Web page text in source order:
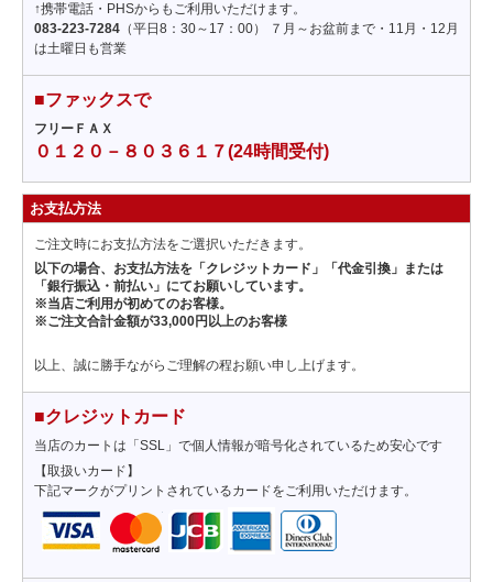
↑携帯電話・PHSからもご利用いただけます。
083-223-7284 （平日8：30～17：00） ７月～お盆前まで・11月・12月
は土曜日も営業
■ファックスで
フリーＦＡＸ
０１２０－８０３６１７(24時間受付)
お支払方法
ご注文時にお支払方法をご選択いただきます。
以下の場合、お支払方法を「クレジットカード」「代金引換」または
「銀行振込・前払い」にてお願いしています。
※当店ご利用が初めてのお客様。
※ご注文合計金額が33,000円以上のお客様
以上、誠に勝手ながらご理解の程お願い申し上げます。
■クレジットカード
当店のカートは「SSL」で個人情報が暗号化されているため安心です
【取扱いカード】
下記マークがプリントされているカードをご利用いただけます。